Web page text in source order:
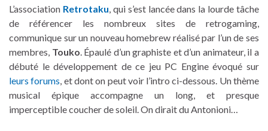
L’association Retrotaku, qui s’est lancée dans la lourde tâche
de référencer les nombreux sites de retrogaming,
communique sur un nouveau homebrew réalisé par l’un de ses
membres, Touko. Épaulé d’un graphiste et d’un animateur, il a
débuté le développement de ce jeu PC Engine évoqué sur
leurs forums, et dont on peut voir l’intro ci-dessous. Un thème
musical épique accompagne un long, et presque
imperceptible coucher de soleil. On dirait du Antonioni…